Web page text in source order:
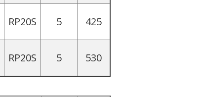
RP20S 5 425
RP20S 5 530